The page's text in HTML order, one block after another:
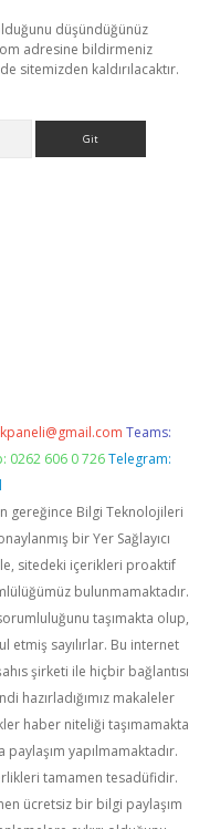
düşündüğünüz
adresine bildirmeniz
sitemizden kaldırılacaktır.
Teams:
0262 606 0 726 Telegram:
gereğince Bilgi Teknolojileri
bir Yer Sağlayıcı
sitedeki içerikleri proaktif
bulunmamaktadır.
taşımakta olup,
etmiş sayılırlar. Bu internet
şirketi ile hiçbir bağlantısı
hazırladığımız makaleler
haber niteliği taşımamakta
yapılmamaktadır.
tamamen tesadüfidir.
ücretsiz bir bilgi paylaşım